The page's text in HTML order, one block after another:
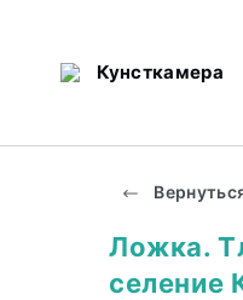
Кунсткамера
Ложка.
селение